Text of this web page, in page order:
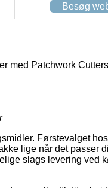
Besøg
med Patchwork
Førstevalget
lige når det passer
slags levering ved